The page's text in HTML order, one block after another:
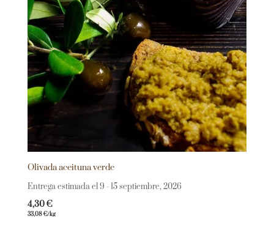
Olivada aceituna verde
Entrega estimada el 9 - 15 septiembre, 2026
4,30€
33,08€/kg